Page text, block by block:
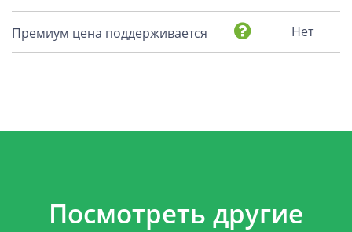
Премиум цена поддерживается Нет
Посмотреть другие